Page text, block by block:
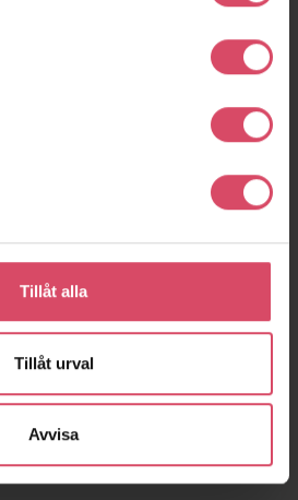
Tillåt alla
Tillåt urval
Avvisa